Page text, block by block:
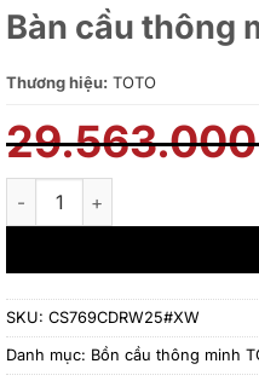
Bàn cầu thông
Thương hiệu: TOTO
Bàn cầu thông minh TOTO
SKU: CS769CDRW25#XW
Danh mục: Bồn cầu thông minh